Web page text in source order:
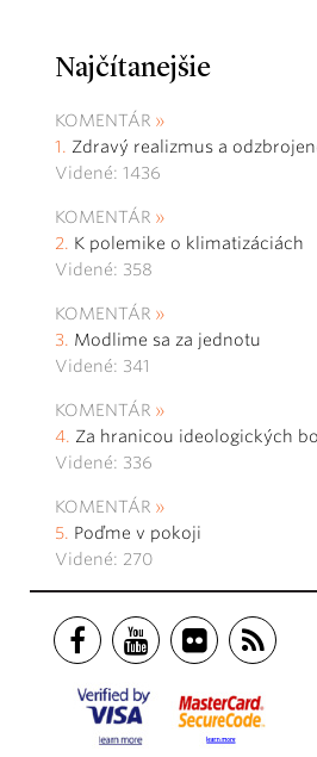
Najčítanejšie
KOMENTÁR
Zdravý realizmus a
Videné: 1436
KOMENTÁR
K polemike o klimatizáciách
Videné: 358
KOMENTÁR
Modlime sa za jednotu
Videné: 341
KOMENTÁR
Za hranicou ideologických
Videné: 336
KOMENTÁR
Poďme v pokoji
Videné: 270